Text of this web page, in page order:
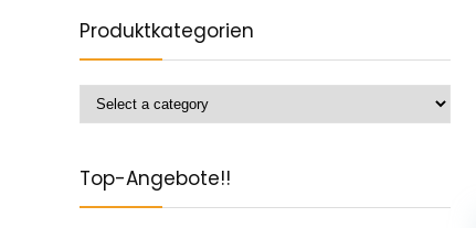
Produktkategorien
Top-Angebote!!